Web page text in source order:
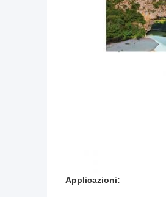
Applicazioni: